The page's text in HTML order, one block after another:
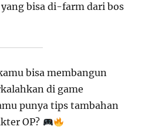
bisa di-farm dari bos
bisa membangun
di game
punya tips tambahan
OP?